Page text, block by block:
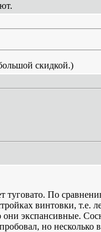
скидкой.)
По
винтовки, т.е.
они экспансивные.
но несколько